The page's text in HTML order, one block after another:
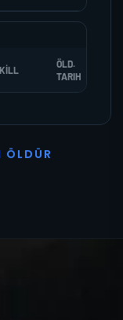
KILL
ÖLD.
TARIH
Ö L D Ü R